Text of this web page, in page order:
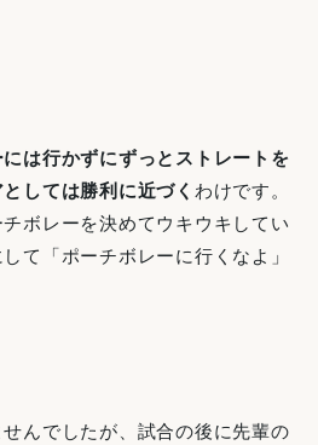
は行かずにずっとストレートを
しては勝利に近づく わけです。
ボレーを決めてウキウキしてい
て「ポーチボレーに行くなよ」
んでしたが、試合の後に先輩の